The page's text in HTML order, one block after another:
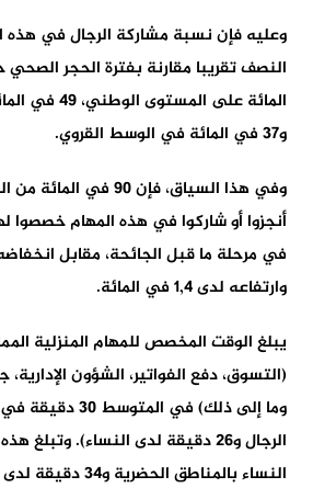
وعليه فإن نسبة مشاركة الرجال في هذه
المائة على
و37 في المائة في الوسط القروي.
وفي هذا السياق، فإن 90
أنجزوا أو شاركوا في هذه المهام خصصوا
وارتفاعه لدى 1,4 في المائة.
يبلغ الوقت المخصص للمهام المنزلية
(التسوق، دفع الفواتير، الشؤون
النساء بالمناطق